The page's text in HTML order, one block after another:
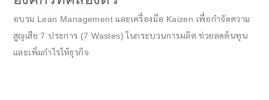
อบรม Lean Management และเครื่องมือ Kaizen เพื่อกำจัดความ
สูญเสีย 7 ประการ (7 Wastes) ในกระบวนการผลิต ช่วยลดต้นทุน
และเพิ่มกำไรให้ธุรกิจ